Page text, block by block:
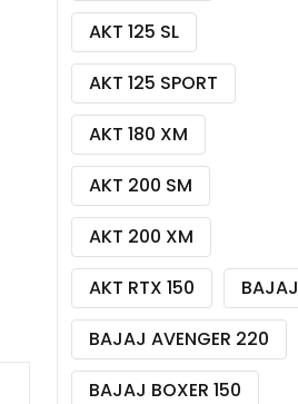
AKT 125 SL
AKT 125 SPORT
AKT 180 XM
AKT 200 SM
AKT 200 XM
AKT RTX 150
BAJAJ
BAJAJ AVENGER 220
BAJAJ BOXER 150